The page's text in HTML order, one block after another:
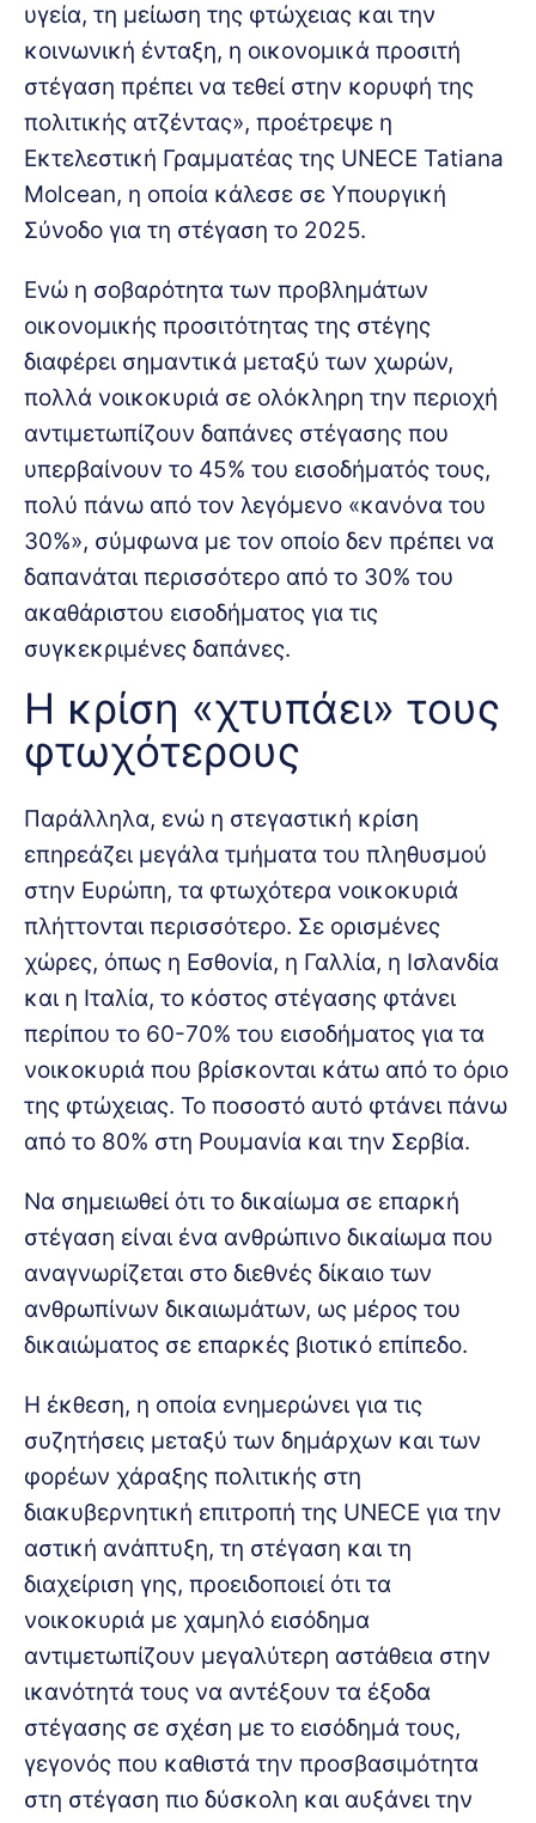
υγεία, τη μείωση της φτώχειας και την
κοινωνική ένταξη, η οικονομικά προσιτή
στέγαση πρέπει να τεθεί στην κορυφή της
πολιτικής ατζέντας», προέτρεψε η
Εκτελεστική Γραμματέας της UNECE Tatiana
Molcean, η οποία κάλεσε σε Υπουργική
Σύνοδο για τη στέγαση το 2025.
Ενώ η σοβαρότητα των προβλημάτων
οικονομικής προσιτότητας της στέγης
διαφέρει σημαντικά μεταξύ των χωρών,
πολλά νοικοκυριά σε ολόκληρη την περιοχή
αντιμετωπίζουν δαπάνες στέγασης που
υπερβαίνουν το 45% του εισοδήματός τους,
πολύ πάνω από τον λεγόμενο «κανόνα του
30%», σύμφωνα με τον οποίο δεν πρέπει να
δαπανάται περισσότερο από το 30% του
ακαθάριστου εισοδήματος για τις
συγκεκριμένες δαπάνες.
Η κρίση «χτυπάει» τους
φτωχότερους
Παράλληλα, ενώ η στεγαστική κρίση
επηρεάζει μεγάλα τμήματα του πληθυσμού
στην Ευρώπη, τα φτωχότερα νοικοκυριά
πλήττονται περισσότερο. Σε ορισμένες
χώρες, όπως η Εσθονία, η Γαλλία, η Ισλανδία
και η Ιταλία, το κόστος στέγασης φτάνει
περίπου το 60-70% του εισοδήματος για τα
νοικοκυριά που βρίσκονται κάτω από το όριο
της φτώχειας. Το ποσοστό αυτό φτάνει πάνω
από το 80% στη Ρουμανία και την Σερβία.
Να σημειωθεί ότι το δικαίωμα σε επαρκή
στέγαση είναι ένα ανθρώπινο δικαίωμα που
αναγνωρίζεται στο διεθνές δίκαιο των
ανθρωπίνων δικαιωμάτων, ως μέρος του
δικαιώματος σε επαρκές βιοτικό επίπεδο.
Η έκθεση, η οποία ενημερώνει για τις
συζητήσεις μεταξύ των δημάρχων και των
φορέων χάραξης πολιτικής στη
διακυβερνητική επιτροπή της UNECE για την
αστική ανάπτυξη, τη στέγαση και τη
διαχείριση γης, προειδοποιεί ότι τα
νοικοκυριά με χαμηλό εισόδημα
αντιμετωπίζουν μεγαλύτερη αστάθεια στην
ικανότητά τους να αντέξουν τα έξοδα
στέγασης σε σχέση με το εισόδημά τους,
γεγονός που καθιστά την προσβασιμότητα
στη στέγαση πιο δύσκολη και αυξάνει την